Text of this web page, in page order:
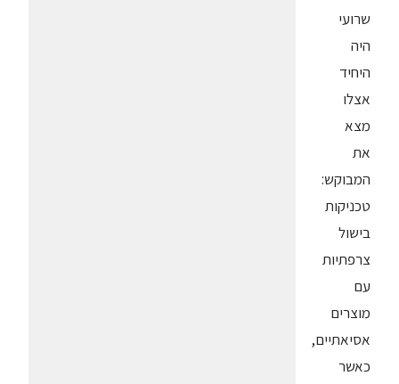
שרועי
היה
היחיד
אצלו
מצא
את
המבוקש:
טכניקות
בישול
צרפתיות
עם
מוצרים
אסיאתיים,
כאשר